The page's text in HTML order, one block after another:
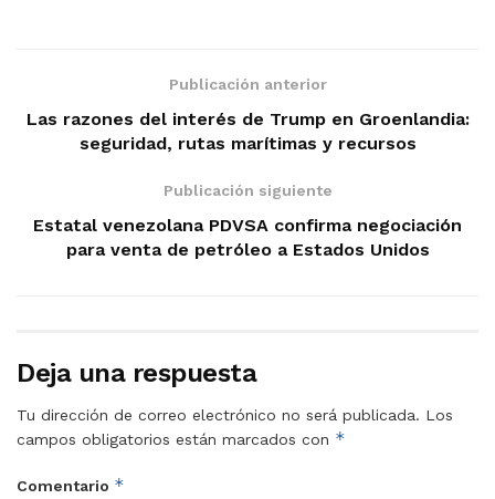
Publicación anterior
Las razones del interés de Trump en Groenlandia:
seguridad, rutas marítimas y recursos
Publicación siguiente
Estatal venezolana PDVSA confirma negociación
para venta de petróleo a Estados Unidos
Deja una respuesta
Tu dirección de correo electrónico no será publicada. Los
campos obligatorios están marcados con *
Comentario *